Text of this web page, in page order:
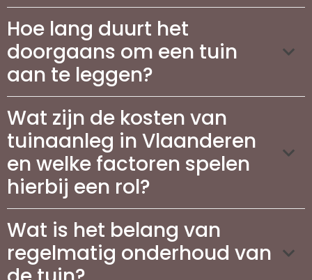
Hoe lang duurt het
doorgaans om een tuin
aan te leggen?
Wat zijn de kosten van
tuinaanleg in Vlaanderen
en welke factoren spelen
hierbij een rol?
Wat is het belang van
regelmatig onderhoud van